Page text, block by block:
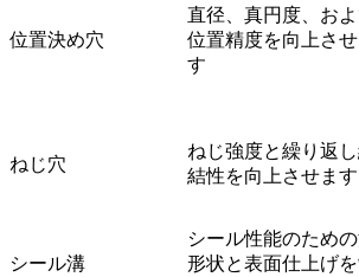
位置決め穴
直径、真円度、お
位置精度を向上させ
す
ねじ穴
ねじ強度と繰り返
結性を向上させます
シール溝
シール性能のため
形状と表面仕上げを